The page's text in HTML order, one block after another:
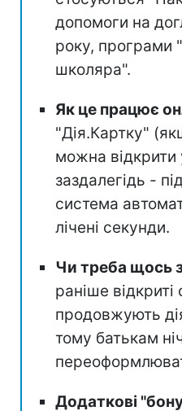
допомоги на
року, програми
школяра".
Як це працює
"Дія.Картку"
можна відкрити
заздалегідь -
система
лічені секунди.
Чи треба щось
раніше
продовжують
тому батькам
Додаткові